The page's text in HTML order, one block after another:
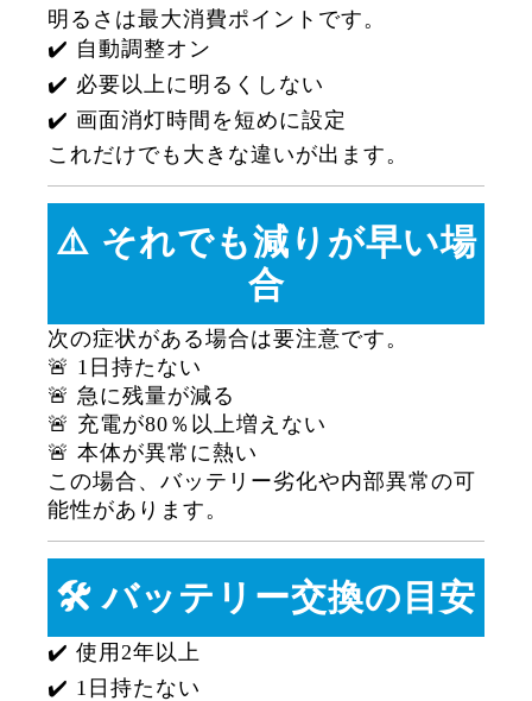
明るさは最大消費ポイントです。
✔️ 自動調整オン
✔️ 必要以上に明るくしない
✔️ 画面消灯時間を短めに設定
これだけでも大きな違いが出ます。
⚠️ それでも減りが早い場
合
次の症状がある場合は要注意です。
🚨 1日持たない
🚨 急に残量が減る
🚨 充電が80％以上増えない
🚨 本体が異常に熱い
この場合、バッテリー劣化や内部異常の可
能性があります。
🛠 バッテリー交換の目安
✔️ 使用2年以上
✔️ 1日持たない